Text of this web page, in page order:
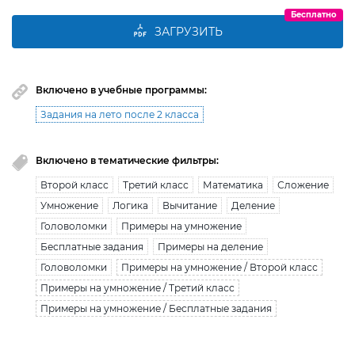
ЗАГРУЗИТЬ
Бесплатно
Включено в учебные программы:
Задания на лето после 2 класса
Включено в тематические фильтры:
Второй класс Третий класс Математика
Сложение
Умножение
Логика Вычитание
Деление
Головоломки
Примеры на умножение
Бесплатные задания
Примеры на деление
Головоломки
Примеры на умножение / Второй класс
Примеры на умножение / Третий класс
Примеры на умножение / Бесплатные задания